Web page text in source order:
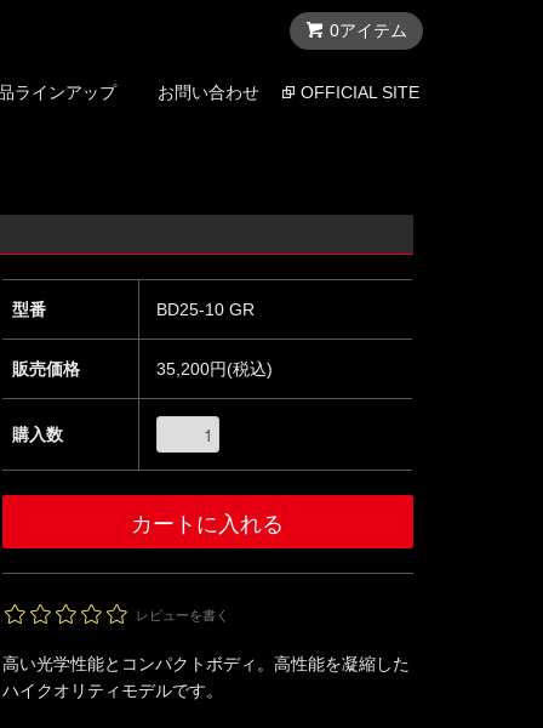
0アイテム
ラインアップ お問い合わせ OFFICIAL SITE
型番 BD25-10 GR
販売価格 35,200円(税込)
購入数
レビューを書く
高い光学性能とコンパクトボディ。高性能を凝縮した
ハイクオリティモデルです。